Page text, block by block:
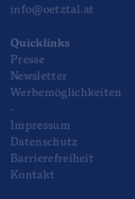
info@oetztal.at
Quicklinks
Presse
Newsletter
Werbemöglichkeiten
-
Impressum
Datenschutz
Barrierefreiheit
Kontakt